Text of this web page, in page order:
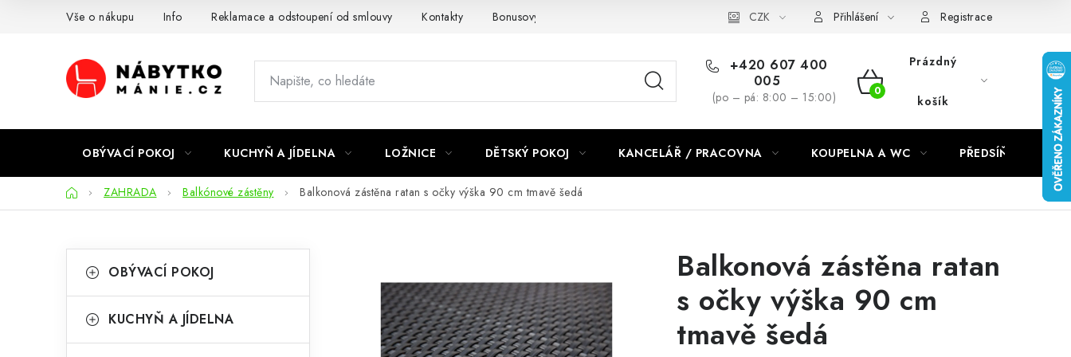
Vše o nákupu Info Reklamace a odstoupení od smlouvy Kontakty Bonusový program NBM+ CZK Přihlášení Registrace
+420 607 400
005
(po – pá: 8:00 – 15:00)
NÁKUPNÍ
Prázdný
košík
OBÝVACÍ POKOJ KUCHYŇ A JÍDELNA LOŽNICE DĚTSKÝ POKOJ KANCELÁŘ / PRACOVNA KOUPELNA A WC PŘEDSÍŇ
DomůZAHRADA Balkónové zástěny Balkonová zástěna ratan s očky výška 90 cm tmavě šedá
okategorie
a
e
OBÝVACÍ POKOJ
KUCHYŇ A JÍDELNA
Balkonová zástěna ratan
s očky výška 90 cm
tmavě šedá